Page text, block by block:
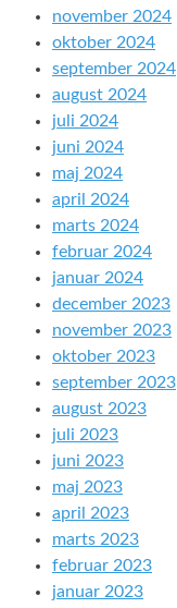
november 2024
oktober 2024
september 2024
august 2024
juli 2024
juni 2024
maj 2024
april 2024
marts 2024
februar 2024
januar 2024
december 2023
november 2023
oktober 2023
september 2023
august 2023
juli 2023
juni 2023
maj 2023
april 2023
marts 2023
februar 2023
januar 2023